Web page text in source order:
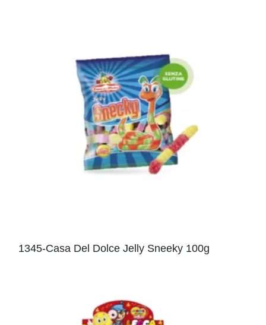
1345-Casa Del Dolce Jelly Sneeky 100g